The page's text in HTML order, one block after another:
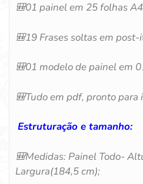
🎒01 painel em 25 folhas
🎒19 Frases soltas em
🎒01 modelo de painel em
🎒Tudo em pdf, pronto para
Estruturação e tamanho:
🎒Medidas: Painel Todo-
Largura(184,5 cm);